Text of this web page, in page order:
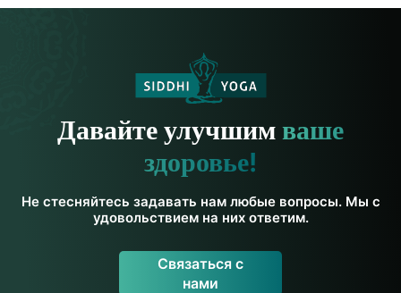
Давайте улучшимваше
здоровье!
Не стесняйтесь задавать нам любые вопросы. Мы с
удовольствием на них ответим.
Связаться с
нами